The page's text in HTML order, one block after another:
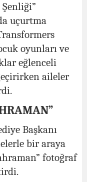
Şenliği”
uçurtma
oyunları ve
eğlenceli
aileler
Başkanı
bir araya
fotoğraf